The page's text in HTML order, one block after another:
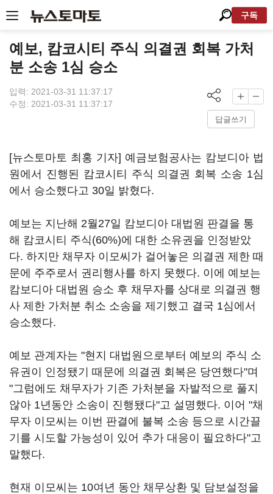
구독
예보, 캄코시티 주식 의결권 회복 가처
분 소송 1심 승소
입력: 2021-03-31 11:37:17
수정: 2021-03-31 11:37:17
답글쓰기
[뉴스토마토 최홍 기자] 예금보험공사는 캄보디아 법
원에서 진행된 캄코시티 주식 의결권 회복 소송 1심
에서 승소했다고 30일 밝혔다.
예보는 지난해 2월27일 캄보디아 대법원 판결을 통
해 캄코시티 주식(60%)에 대한 소유권을 인정받았
다. 하지만 채무자 이모씨가 걸어놓은 의결권 제한 때
문에 주주로서 권리행사를 하지 못했다. 이에 예보는
캄보디아 대법원 승소 후 채무자를 상대로 의결권 행
사 제한 가처분 취소 소송을 제기했고 결국 1심에서
승소했다.
예보 관계자는 "현지 대법원으로부터 예보의 주식 소
유권이 인정됐기 때문에 의결권 회복은 당연했다"며
"그럼에도 채무자가 기존 가처분을 자발적으로 풀지
않아 1년동안 소송이 진행됐다"고 설명했다. 이어 "채
무자 이모씨는 이번 판결에 불복 소송 등으로 시간끌
기를 시도할 가능성이 있어 추가 대응이 필요하다"고
말했다.
현재 이모씨는 10여년 동안 채무상환 및 담보설정을